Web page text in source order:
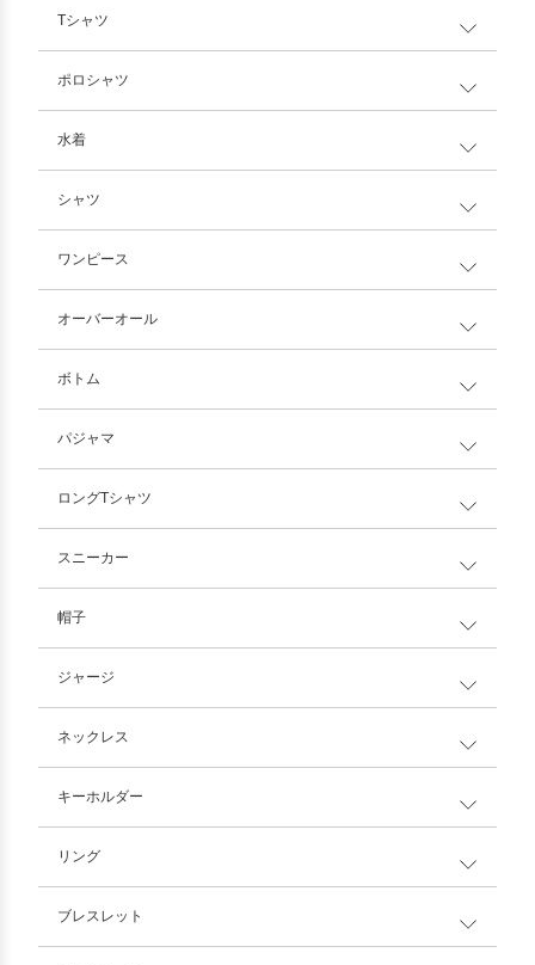
Tシャツ
ポロシャツ
水着
シャツ
ワンピース
オーバーオール
ボトム
パジャマ
ロングTシャツ
スニーカー
帽子
ジャージ
ネックレス
キーホルダー
リング
ブレスレット